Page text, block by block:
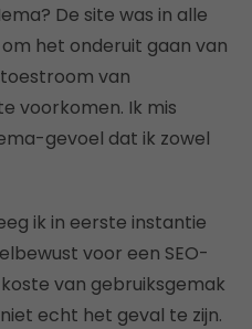
De site was in alle
het onderuit gaan van
van
voorkomen. Ik mis
gevoel dat ik zowel
ik in eerste instantie
voor een SEO-
van gebruiksgemak
echt het geval te zijn.